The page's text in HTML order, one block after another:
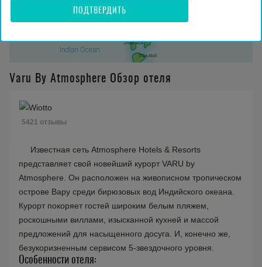
Varu By Atmosphere Обзор отеля
Известная сеть Atmosphere Hotels & Resorts
представляет свой новейший курорт VARU by
Atmosphere. Он расположен на живописном тропическом
острове Вару среди бирюзовых вод Индийского океана.
Курорт покоряет гостей широким белым пляжем,
роскошными виллами, изысканной кухней и массой
предложений для насыщенного досуга. И, конечно же,
безукоризненным сервисом 5-звездочного уровня.
Особенности отеля:
5421 отзывы
ПОДТВЕРДИТЬ